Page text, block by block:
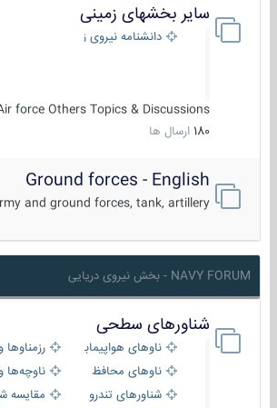
سایر بخشهای زمینی
دانشنامه نیروی زمینی
Air force Others Topics & Discussions
180 ارسال ها
Ground forces - English
Army and ground forces, tank, artillery ...
NAVY FORUM - بخش نیروی دریایی
شناورهای سطحی
ناوهای هواپیمابر و بالگرد بررزمناوها و
ناوهای محافظ
ناوچه‌ها و
شناورهای تندرو
مقایسه